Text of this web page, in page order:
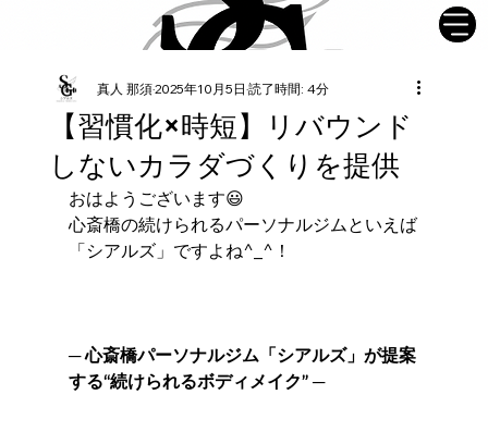
【習慣化×時短】リバウンド
しないカラダづくりを提供
真人 那須2025年10月5日 読了時間: 4分
おはようございます😃
心斎橋の続けられるパーソナルジムといえば
「シアルズ」ですよね^_^！
─ 心斎橋パーソナルジム「シアルズ」が提案
する“続けられるボディメイク” ─